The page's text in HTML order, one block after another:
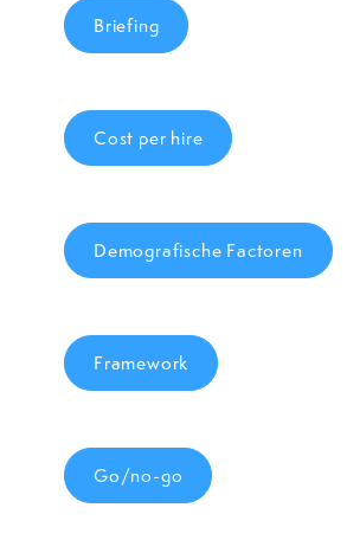
Briefing
Cost per hire
Demografische Factoren
Framework
Go/no-go